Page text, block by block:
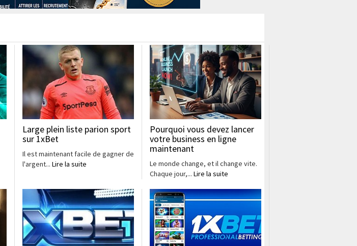
Large plein liste parion sport
sur 1xBet
Il est maintenant facile de gagner de
l'argent... Lire la suite
Pourquoi vous devez lancer
votre business en ligne
maintenant
Le monde change, et il change vite.
Chaque jour,... Lire la suite